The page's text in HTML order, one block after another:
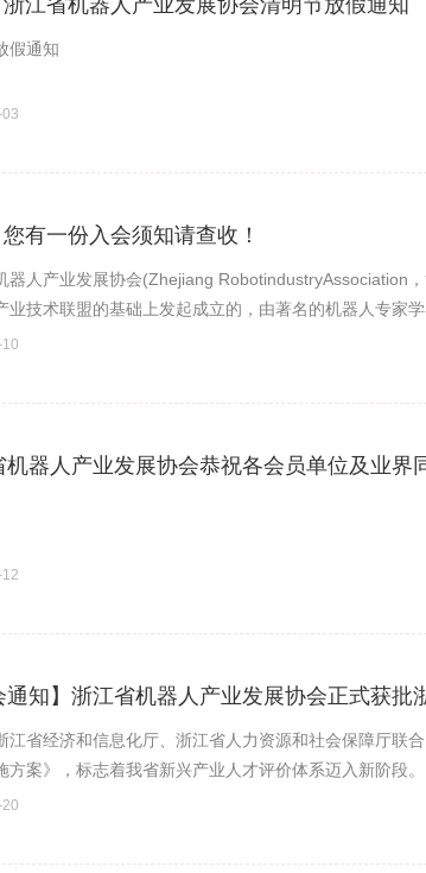
江省机器人产业发展协会清明节放假通知
假通知
有一份入会须知请查收！
器人产业发展协会(Zhejiang RobotindustryAssociation
业技术联盟的基础上发起成立的，由著名的机器人专家
。
机器人产业发展协会恭祝各会员单位及业界
通知】浙江省机器人产业发展协会正式获批
江省经济和信息化厅、浙江省人力资源和社会保障厅联
方案》，标志着我省新兴产业人才评价体系迈入新阶段。